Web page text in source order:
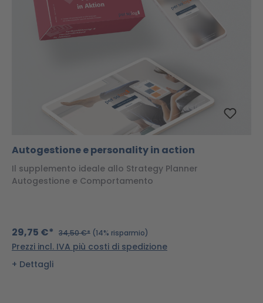
Autogestione e personality in action
Il supplemento ideale allo Strategy Planner
Autogestione e Comportamento
29,75 €* 34,50 €* (14% risparmio)
Prezzi incl. IVA più costi di spedizione
Dettagli